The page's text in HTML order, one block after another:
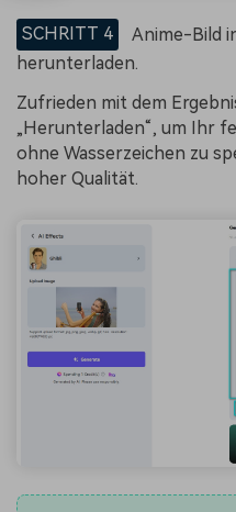
SCHRITT 4
Anime-Bild
herunterladen.
Zufrieden mit dem
„Herunterladen“, um Ihr
ohne Wasserzeichen zu
hoher Qualität.